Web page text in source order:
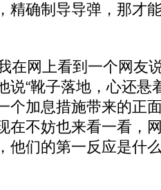
精确制导导弹，那才
在网上看到一个网友
说“靴子落地，心还悬
个加息措施带来的正
在不妨也来看一看，
他们的第一反应是什